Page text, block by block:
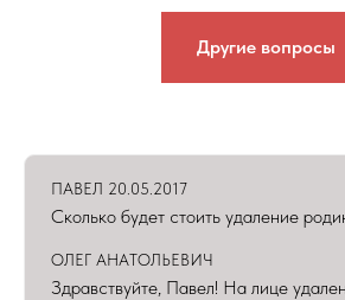
Другие вопросы
ПАВЕЛ 20.05.2017
Сколько будет стоить удаление
ОЛЕГ АНАТОЛЬЕВИЧ
Здравствуйте, Павел! На лице